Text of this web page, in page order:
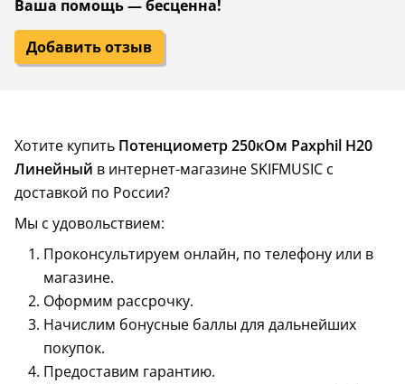
Ваша помощь — бесценна!
Добавить отзыв
Хотите купить Потенциометр 250кОм Paxphil H20
Линейный в интернет-магазине SKIFMUSIC с
доставкой по России?
Мы с удовольствием:
Проконсультируем онлайн, по телефону или в
магазине.
Оформим рассрочку.
Начислим бонусные баллы для дальнейших
покупок.
Предоставим гарантию.